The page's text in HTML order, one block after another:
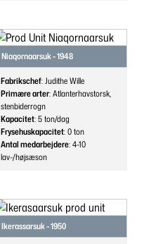
Niaqornaarsuk - 1948
Fabrikschef: Judithe Wille
Primære arter: Atlanterhavstorsk,
stenbiderrogn
Kapacitet: 5ton/dag
Frysehuskapacitet: 0ton
Antal medarbejdere: 4-10
lav-/højsæson
Ikerassarsuk - 1950